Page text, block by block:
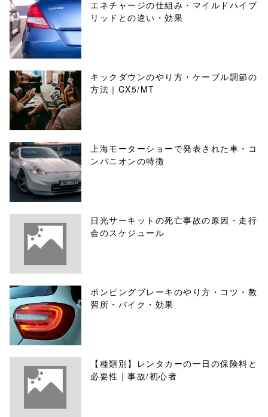
エネチャージの仕組み・マイルドハイブ
リッドとの違い・効果
キックダウンのやり方・ケーブル調節の
方法｜CX5/MT
上海モーターショーで発表された車・コ
ンパニオンの特徴
日光サーキットの死亡事故の原因・走行
会のスケジュール
ポンピングブレーキのやり方・コツ・教
習所・バイク・効果
【種類別】レンタカーの一日の保険料と
必要性｜事故/初心者